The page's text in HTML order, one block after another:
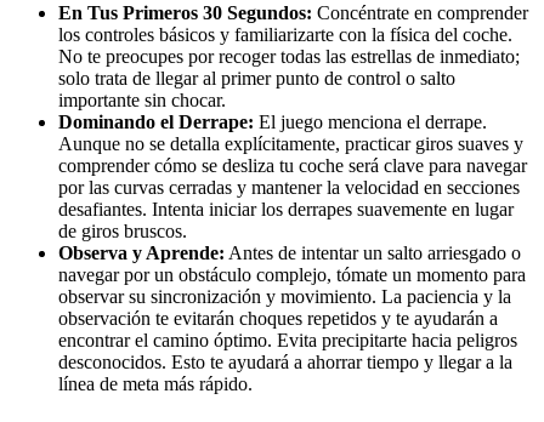
En Tus Primeros 30 Segundos: Concéntrate en comprender
los controles básicos y familiarizarte con la física del coche.
No te preocupes por recoger todas las estrellas de inmediato;
solo trata de llegar al primer punto de control o salto
importante sin chocar.
Dominando el Derrape: El juego menciona el derrape.
Aunque no se detalla explícitamente, practicar giros suaves y
comprender cómo se desliza tu coche será clave para navegar
por las curvas cerradas y mantener la velocidad en secciones
desafiantes. Intenta iniciar los derrapes suavemente en lugar
de giros bruscos.
Observa y Aprende: Antes de intentar un salto arriesgado o
navegar por un obstáculo complejo, tómate un momento para
observar su sincronización y movimiento. La paciencia y la
observación te evitarán choques repetidos y te ayudarán a
encontrar el camino óptimo. Evita precipitarte hacia peligros
desconocidos. Esto te ayudará a ahorrar tiempo y llegar a la
línea de meta más rápido.